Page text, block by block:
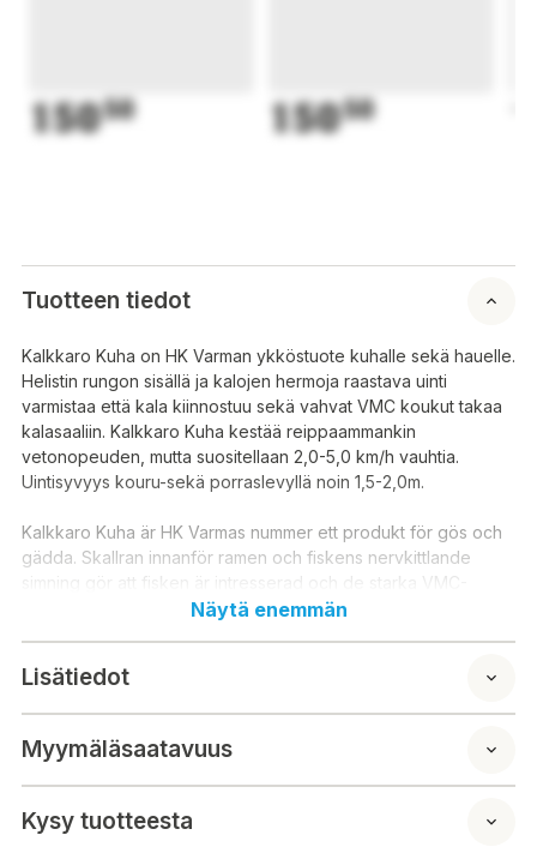
15050 15050
Tuotteen tiedot
Kalkkaro Kuha on HK Varman ykköstuote kuhalle sekä hauelle.
Helistin rungon sisällä ja kalojen hermoja raastava uinti
varmistaa että kala kiinnostuu sekä vahvat VMC koukut takaa
kalasaaliin. Kalkkaro Kuha kestää reippaammankin
vetonopeuden, mutta suositellaan 2,0-5,0 km/h vauhtia.
Uintisyvyys kouru-sekä porraslevyllä noin 1,5-2,0m.
Kalkkaro Kuha är HK Varmas nummer ett produkt för gös och
gädda. Skallran innanför ramen och fiskens nervkittlande
simning gör att fisken är intresserad och de starka VMC-
krokarna säkrar fångsten. Kalkkaro Kuha tål en snabbare
1,5-2,0m.
Näytä enemmän
Lisätiedot
Myymäläsaatavuus
Kysy tuotteesta